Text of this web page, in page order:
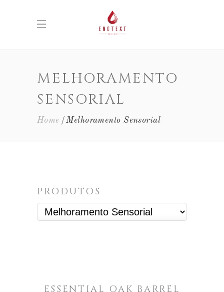
MELHORAMENTO
SENSORIAL
Home Melhoramento Sensorial
PRODUTOS
ESSENTIAL OAK BARREL